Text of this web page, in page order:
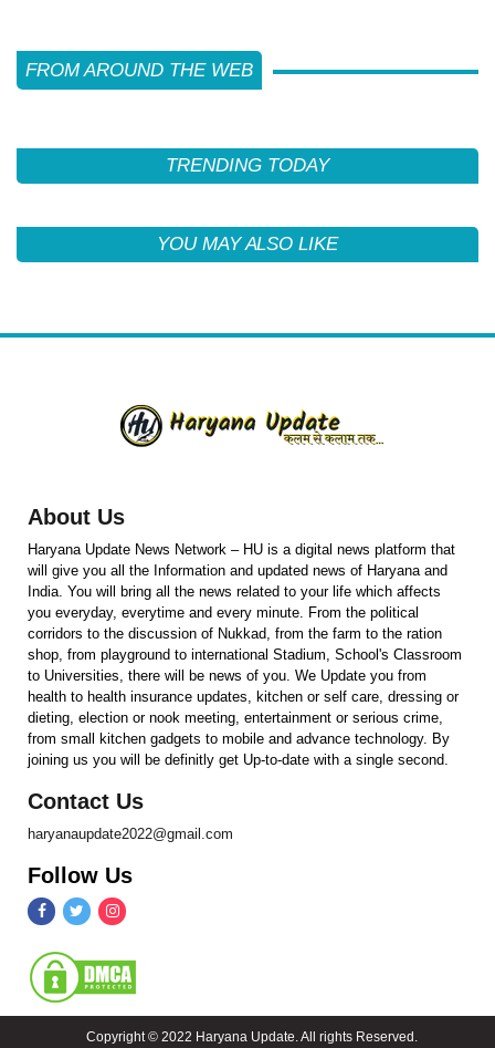
FROM AROUND THE WEB
TRENDING TODAY
YOU MAY ALSO LIKE
About Us
Haryana Update News Network – HU is a digital news platform that
will give you all the Information and updated news of Haryana and
India. You will bring all the news related to your life which affects
you everyday, everytime and every minute. From the political
corridors to the discussion of Nukkad, from the farm to the ration
shop, from playground to international Stadium, School's Classroom
to Universities, there will be news of you. We Update you from
health to health insurance updates, kitchen or self care, dressing or
dieting, election or nook meeting, entertainment or serious crime,
from small kitchen gadgets to mobile and advance technology. By
joining us you will be definitly get Up-to-date with a single second.
Contact Us
haryanaupdate2022@gmail.com
Follow Us
Copyright © 2022 Haryana Update. All rights Reserved.